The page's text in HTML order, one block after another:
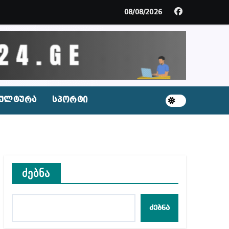
პატიმრობას ითვალისწინებს
შექმნილი რუსი ტურისტებისთვის, ჩვენი
– ეკა კუპატაძე ნანუკა ჟორჟოლიანს
საკანში მოთავსება, საერთაშორისო
ნაცვლად ცხენის ხორცი შეჰქონდათ
08/08/2026
სპორტი
ძებნა
ძებნა